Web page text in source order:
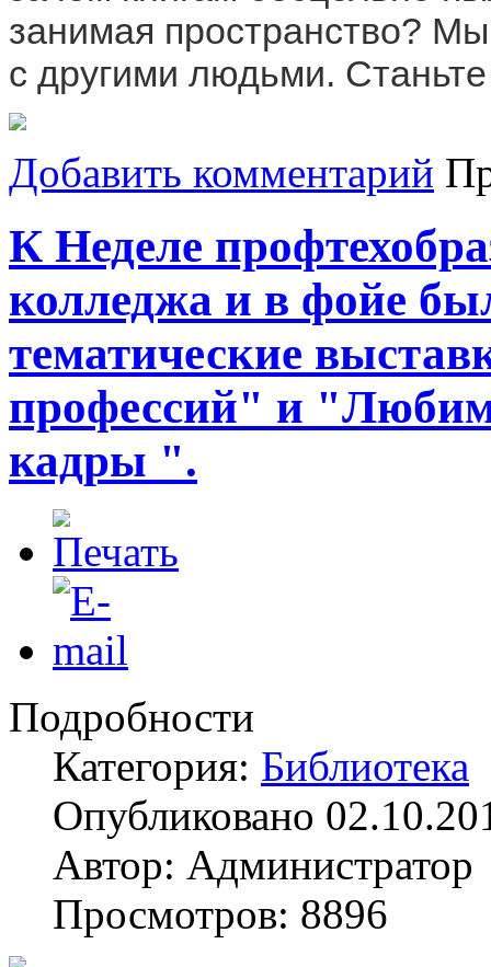
занимая пространство?
с другими людьми. Станьте
Добавить комментарий
К Неделе
колледжа и в фойе
тематические
профессий" и
кадры ".
Подробности
Категория: Библиотека
Опубликовано
Автор: Администратор
Просмотров: 8896